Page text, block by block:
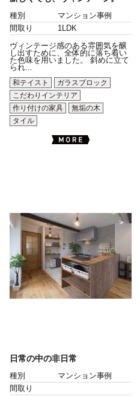
種別
マンション事例
間取り
1LDK
ヴィンテージ感のある雰囲気を醸
し出すために、全体的に落ち着い
た色味を用いました。 斜めに立て
られ...
和テイスト
ガラスブロック
こだわりインテリア
作り付けの家具
無垢の木
タイル
日常の中の非日常
種別
マンション事例
間取り